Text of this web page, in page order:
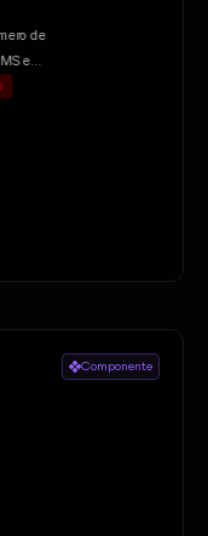
Componente